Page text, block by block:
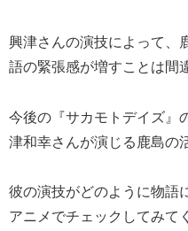
興津さんの演技によって、
語の緊張感が増すことは間
今後の『サカモトデイズ』
津和幸さんが演じる鹿島の
彼の演技がどのように物語
アニメでチェックしてみて